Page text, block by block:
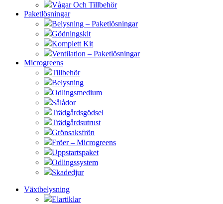
Vågar Och Tillbehör
Paketlösningar
Belysning – Paketlösningar
Gödningskit
Komplett Kit
Ventilation – Paketlösningar
Microgreens
Tillbehör
Belysning
Odlingsmedium
Sålådor
Trädgårdsgödsel
Trädgårdsutrust
Grönsaksfrön
Fröer – Microgreens
Uppstartspaket
Odlingssystem
Skadedjur
Växtbelysning
Elartiklar